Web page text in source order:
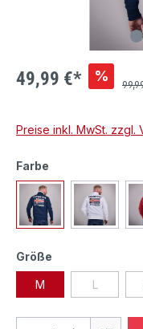
49,99 €* %
Preise inkl. MwSt. zzgl.
Farbe
Größe
M L